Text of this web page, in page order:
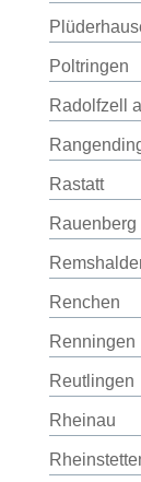
Poltringen
Radolfzell
Rastatt
Rauenberg
Renchen
Renningen
Reutlingen
Rheinau